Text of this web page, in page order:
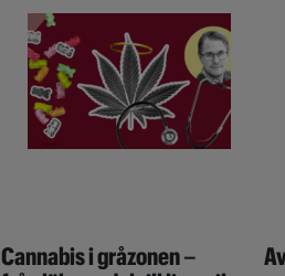
Cannabis i gråzonen –